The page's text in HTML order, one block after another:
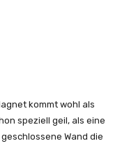
kommt wohl als
speziell geil, als eine
Wand die